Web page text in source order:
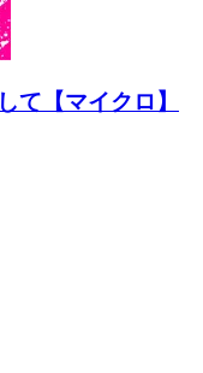
て【マイクロ】